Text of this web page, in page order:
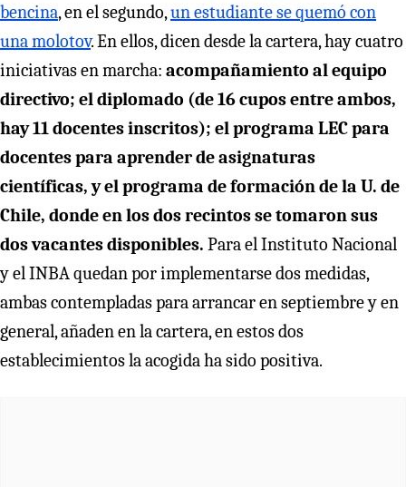
bencina, en el segundo,un estudiante se quemó con
una molotov. En ellos, dicen desde la cartera, hay cuatro
iniciativas en marcha: acompañamiento al equipo
directivo; el diplomado (de 16 cupos entre ambos,
hay 11 docentes inscritos); el programa LEC para
docentes para aprender de asignaturas
científicas, y el programa de formación de la U. de
Chile, donde en los dos recintos se tomaron sus
dos vacantes disponibles. Para el Instituto Nacional
y el INBA quedan por implementarse dos medidas,
ambas contempladas para arrancar en septiembre y en
general, añaden en la cartera, en estos dos
establecimientos la acogida ha sido positiva.